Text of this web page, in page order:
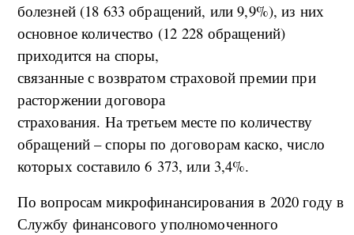
болезней (18 633 обращений, или 9,9%), из них
основное количество (12 228 обращений)
приходится на споры,
связанные с возвратом страховой премии при
расторжении договора
страхования. На третьем месте по количеству
обращений – споры по договорам каско, число
которых составило 6 373, или 3,4%.
По вопросам микрофинансирования в 2020 году в
Службу финансового уполномоченного